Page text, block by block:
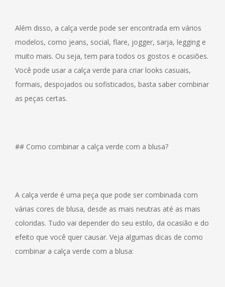
Além disso, a calça verde pode ser encontrada em vários
modelos, como jeans, social, flare, jogger, sarja, legging e
muito mais. Ou seja, tem para todos os gostos e ocasiões.
Você pode usar a calça verde para criar looks casuais,
formais, despojados ou sofisticados, basta saber combinar
as peças certas.
## Como combinar a calça verde com a blusa?
A calça verde é uma peça que pode ser combinada com
várias cores de blusa, desde as mais neutras até as mais
coloridas. Tudo vai depender do seu estilo, da ocasião e do
efeito que você quer causar. Veja algumas dicas de como
combinar a calça verde com a blusa: